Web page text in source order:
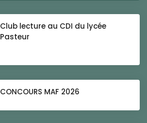
Club lecture au CDI du lycée
Pasteur
CONCOURS MAF 2026